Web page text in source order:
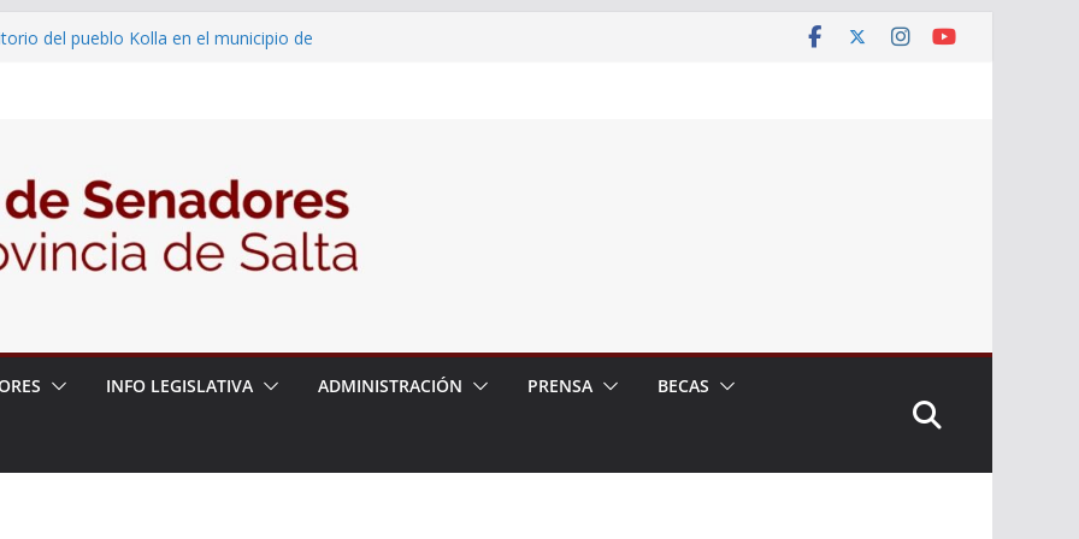
del pueblo Kolla en el municipio de
– 06/08/26 – Presentación del libro
del Dr. Víctor Alfredo Frías
– 06/08/26 – 82° Edición de la Expo
INFO LEGISLATIVA ADMINISTRACIÓN PRENSA BECAS